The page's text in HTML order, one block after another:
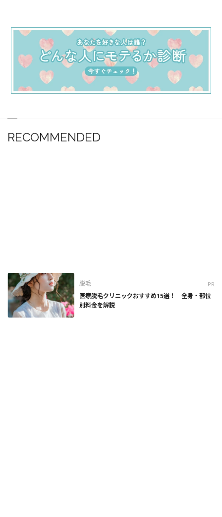
RECOMMENDED
脱毛 PR
医療脱毛クリニックおすすめ15選！ 全身・部位
別料金を解説